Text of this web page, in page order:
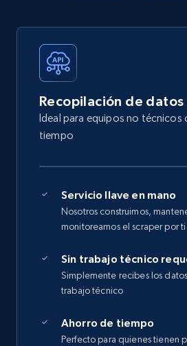
Recopilación de
Ideal para equipos no
tiempo
Servicio llave en mano
Nosotros construimos,
monitoreamos el scraper por ti
Sin trabajo técnico
Simplemente recibes los
trabajo técnico
Ahorro de tiempo
Perfecto para quienes tienen